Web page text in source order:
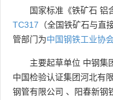
国家标准《铁矿石 铝
TC317 （全国铁矿石与直
管部门为中国钢铁工业协
主要起草单位 中钢集
中国检验认证集团河北有
钢管有限公司 、 阳春新钢